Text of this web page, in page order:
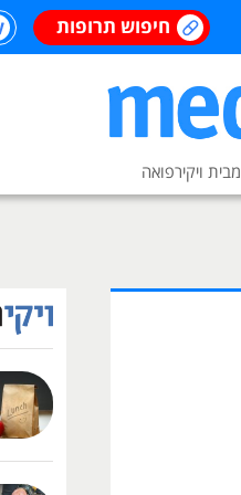
חיפוש תרופות
מבית ויקירפואה